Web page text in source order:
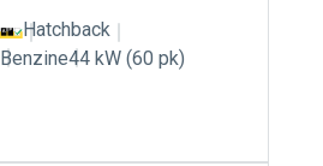
Hatchback
Benzine44 kW (60 pk)